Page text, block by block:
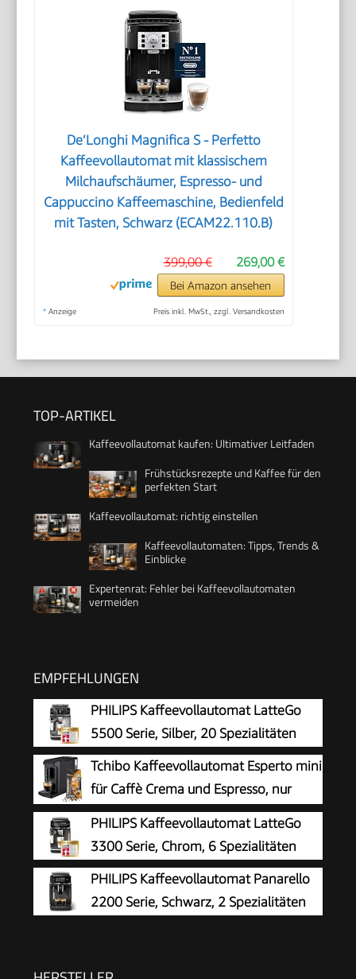
De’Longhi Magnifica S - Perfetto
Kaffeevollautomat mit klassischem
Milchaufschäumer, Espresso- und
Cappuccino Kaffeemaschine, Bedienfeld
mit Tasten, Schwarz (ECAM22.110.B)
269,00 €
399,00 €
Bei Amazon ansehen
* Anzeige Preis inkl. MwSt., zzgl. Versandkosten
TOP-ARTIKEL
Kaffeevollautomat kaufen: Ultimativer Leitfaden
Frühstücksrezepte und Kaffee für den
perfekten Start
Kaffeevollautomat: richtig einstellen
Kaffeevollautomaten: Tipps, Trends &
Einblicke
Expertenrat: Fehler bei Kaffeevollautomaten
vermeiden
EMPFEHLUNGEN
PHILIPS Kaffeevollautomat LatteGo
5500 Serie, Silber, 20 Spezialitäten
Tchibo Kaffeevollautomat Esperto mini
für Caffè Crema und Espresso, nur
16cm breit, klein und kompakt,
geeignet für jede Küche, Camping,
Studentenapartment, Schwarz - INKLUSIVE
Kaffeeprobierset GRATIS
PHILIPS Kaffeevollautomat LatteGo
3300 Serie, Chrom, 6 Spezialitäten
PHILIPS Kaffeevollautomat Panarello
2200 Serie, Schwarz, 2 Spezialitäten